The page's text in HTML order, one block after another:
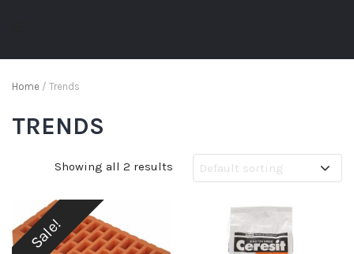
Home / Trends
TRENDS
Showing all 2 results
Sale!